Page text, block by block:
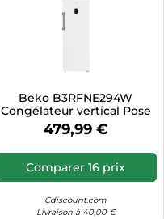
Beko B3RFNE294W
Congélateur vertical Pose
libre 260 L E Blanc
479,99 €
Comparer 16 prix
Cdiscount.com
Livraison à 40,00 €